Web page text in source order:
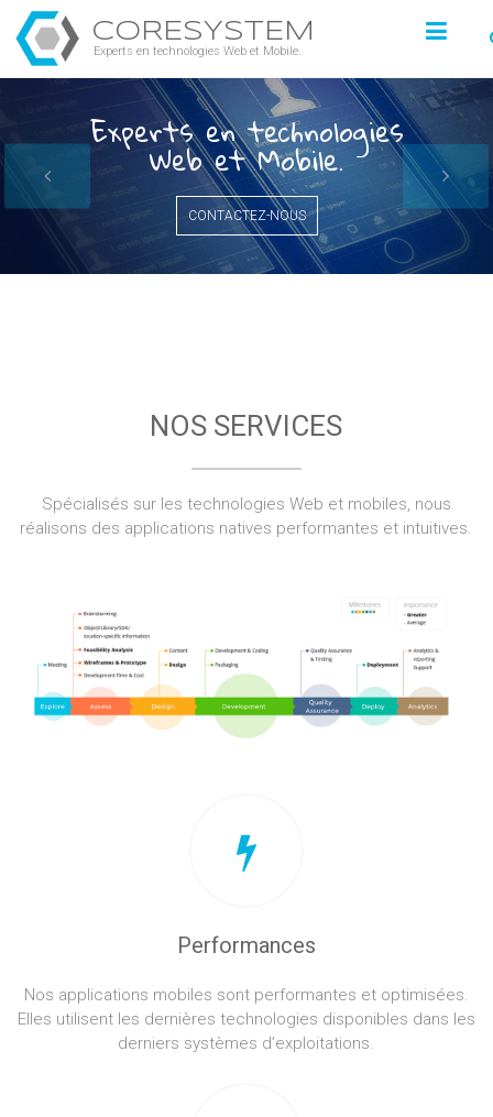
CORESYSTEM
Experts en technologies Web et Mobile.
Experts en technologies
Web et Mobile.
CONTACTEZ-NOUS
NOS SERVICES
Spécialisés sur les technologies Web et mobiles, nous
réalisons des applications natives performantes et intuitives.
Performances
Nos applications mobiles sont performantes et optimisées.
Elles utilisent les dernières technologies disponibles dans les
derniers systèmes d’exploitations.